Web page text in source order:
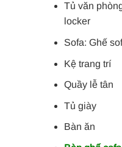
Tủ văn
locker
Sofa: Ghế
Kệ trang trí
Quầy lễ tân
Tủ giày
Bàn ăn